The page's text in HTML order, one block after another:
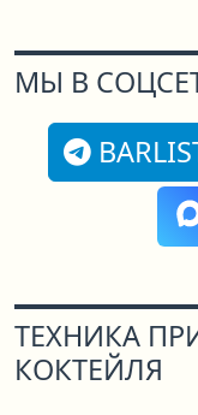
МЫ В
ТЕХНИКА
КОКТЕЙЛЯ